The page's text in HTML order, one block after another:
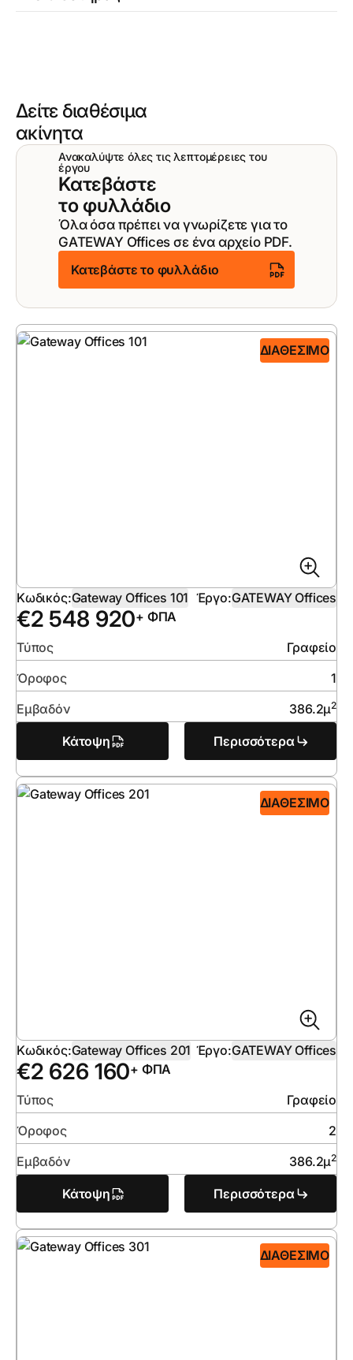
Δείτε διαθέσιμα
ακίνητα
Ανακαλύψτε όλες τις λεπτομέρειες του
έργου
Κατεβάστε
το φυλλάδιο
Όλα όσα πρέπει να γνωρίζετε για το
GATEWAY Offices σε ένα αρχείο PDF.
Κατεβάστε το φυλλάδιο
ΔΙΑΘΈΣΙΜΟ
Κωδικός:Gateway Offices 101 Έργο:GATEWAY Offices
€2 548 920+ ΦΠΑ
Τύπος
Γραφείο
Όροφος
1
Εμβαδόν
386.2μ2
Κάτοψη Περισσότερα
ΔΙΑΘΈΣΙΜΟ
Κωδικός:Gateway Offices 201 Έργο:GATEWAY Offices
€2 626 160+ ΦΠΑ
Τύπος
Γραφείο
Όροφος
2
Εμβαδόν
386.2μ2
Κάτοψη Περισσότερα
ΔΙΑΘΈΣΙΜΟ